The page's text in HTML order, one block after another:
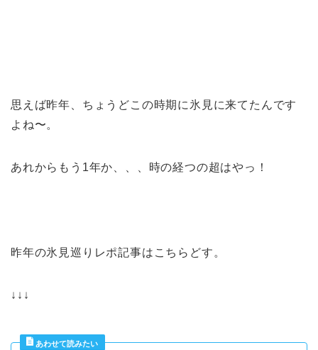
思えば昨年、ちょうどこの時期に氷見に来てたんです
よね〜。
あれからもう1年か、、、時の経つの超はやっ！
昨年の氷見巡りレポ記事はこちらどす。
↓↓↓